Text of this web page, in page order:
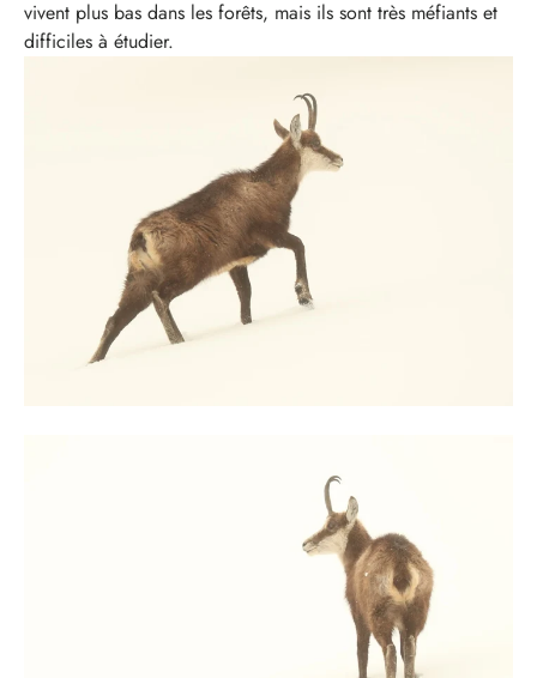
vivent plus bas dans les forêts, mais ils sont très méfiants et
difficiles à étudier.